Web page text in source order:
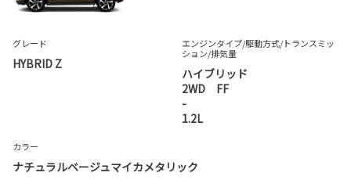
グレード
HYBRID Z
エンジンタイプ/駆動方式/トランスミッ
ション/排気量
ハイブリッド
2WD FF
-
1.2L
カラー
ナチュラルベージュマイカメタリック